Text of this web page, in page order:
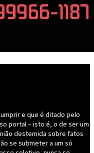
e que é ditado pelo
portal – isto é, o de ser um
destemida sobre fatos
se submeter a um só